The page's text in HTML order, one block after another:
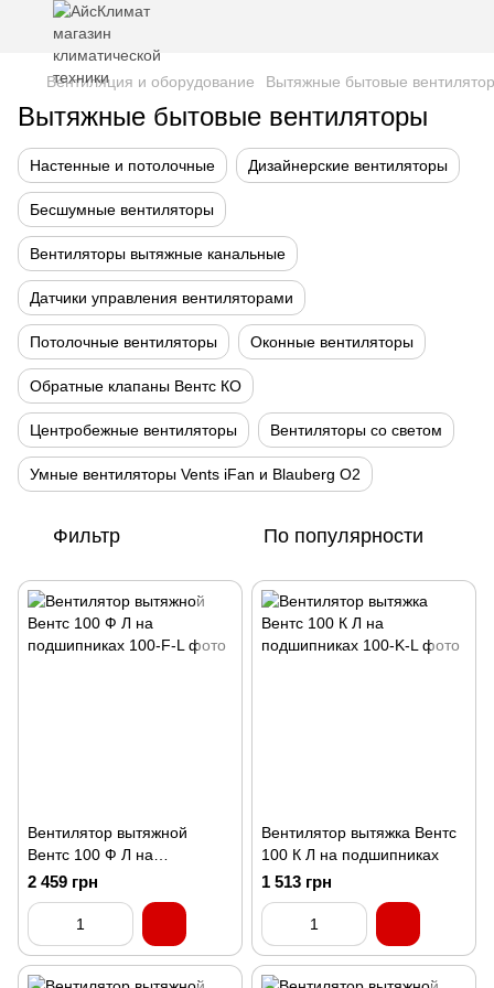
Вентиляция и оборудование Вытяжные бытовые
Вытяжные бытовые вентиляторы
Настенные и потолочные Дизайнерские вентиляторы
Бесшумные вентиляторы
Вентиляторы вытяжные канальные
Датчики управления вентиляторами
Потолочные вентиляторы Оконные вентиляторы
Обратные клапаны Вентс КО
Центробежные вентиляторы Вентиляторы со светом
Умные вентиляторы Vents iFan и Blauberg O2
Фильтр По популярности
Вентилятор вытяжной
Вентс 100 Ф Л на
подшипниках
2 459 грн
Вентилятор вытяжка Вентс
100 К Л на подшипниках
1 513 грн